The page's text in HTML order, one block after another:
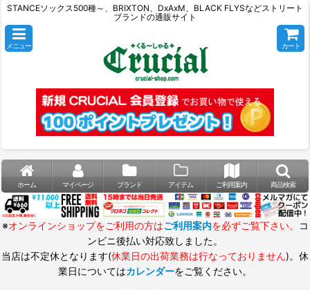
STANCEソックス500種～、BRIXTON、DxAxM、BLACK FLYSなどストリート
ブランドの通販サイト
メニュー カート
ホーム マイページ ブランド アイテム ご利用案内 商品検索
※オンラインショップをご利用の方はご利用案内を必ずご覧下さい。
コ
ンビニ後払い対応致しました。
当店は不定休となります(休業日の出荷業務は行なっておりません)。休
業日についてはカレンダーをご覧ください。